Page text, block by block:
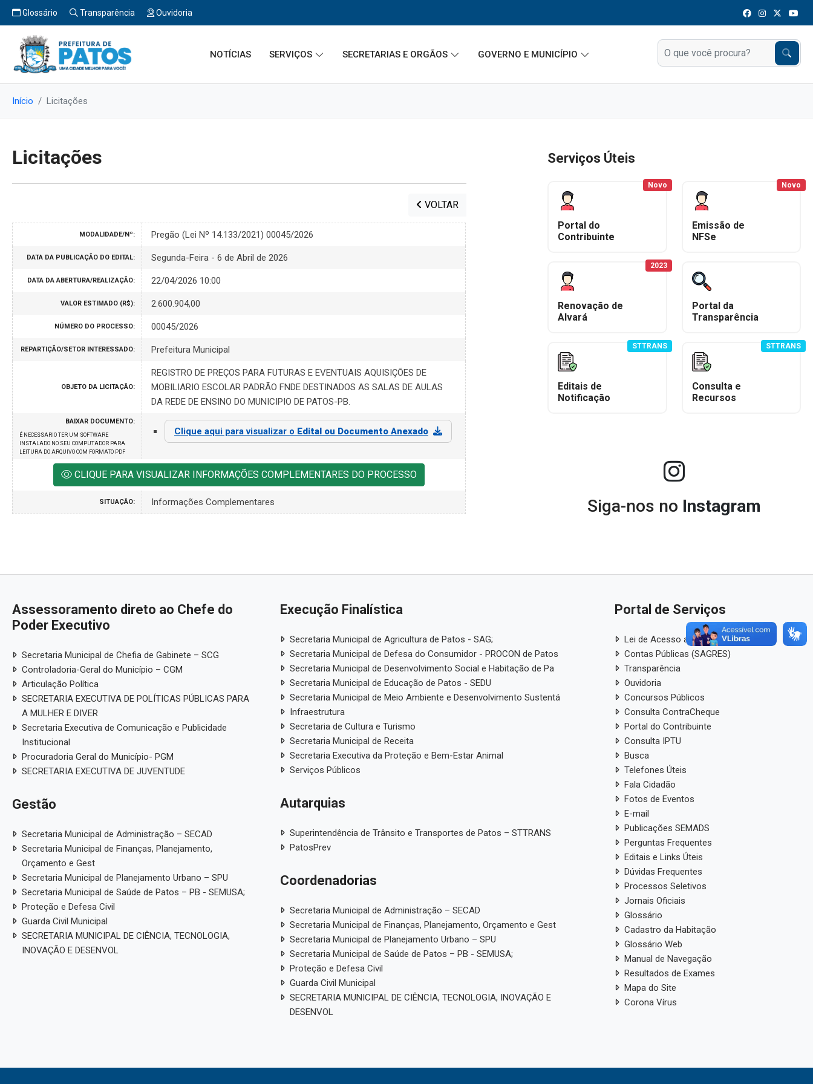
Glossário Transparência Ouvidoria
NOTÍCIAS SERVIÇOS SECRETARIAS E ORGÃOS GOVERNO E MUNICÍPIO
Início Licitações
Licitações
VOLTAR
MODALIDADE/Nº: Pregão (Lei Nº 14.133/2021) 00045/2026
DATA DA PUBLICAÇÃO DO EDITAL: Segunda-Feira - 6 de Abril de 2026
DATA DA ABERTURA/REALIZAÇÃO: 22/04/2026 10:00
VALOR ESTIMADO (R$): 2.600.904,00
NÚMERO DO PROCESSO: 00045/2026
REPARTIÇÃO/SETOR INTERESSADO: Prefeitura Municipal
OBJETO DA LICITAÇÃO:
REGISTRO DE PREÇOS PARA FUTURAS E EVENTUAIS AQUISIÇÕES DE
MOBILIARIO ESCOLAR PADRÃO FNDE DESTINADOS AS SALAS DE AULAS
DA REDE DE ENSINO DO MUNICIPIO DE PATOS-PB.
BAIXAR DOCUMENTO:
É NECESSARIO TER UM SOFTWARE
INSTALADO NO SEU COMPUTADOR PARA
LEITURA DO ARQUIVO COM FORMATO PDF
Clique aqui para visualizar o Edital ou Documento Anexado
CLIQUE PARA VISUALIZAR INFORMAÇÕES COMPLEMENTARES DO PROCESSO
SITUAÇÃO: Informações Complementares
Serviços Úteis
Portal do
Contribuinte
Novo
Emissão de
NFSe
Novo
Renovação de
Alvará
2023
Portal da
Transparência
Editais de
Notificação
STTRANS
Consulta e
Recursos
STTRANS
Siga-nos no Instagram
Assessoramento direto ao Chefe do
Poder Executivo
Secretaria Municipal de Chefia de Gabinete – SCG
Controladoria-Geral do Município – CGM
Articulação Política
SECRETARIA EXECUTIVA DE POLÍTICAS PÚBLICAS PARA
A MULHER E DIVER
Secretaria Executiva de Comunicação e Publicidade
Institucional
Procuradoria Geral do Município- PGM
SECRETARIA EXECUTIVA DE JUVENTUDE
Gestão
Secretaria Municipal de Administração – SECAD
Secretaria Municipal de Finanças, Planejamento,
Orçamento e Gest
Secretaria Municipal de Planejamento Urbano – SPU
Secretaria Municipal de Saúde de Patos – PB - SEMUSA;
Proteção e Defesa Civil
Guarda Civil Municipal
SECRETARIA MUNICIPAL DE CIÊNCIA, TECNOLOGIA,
INOVAÇÃO E DESENVOL
Execução Finalística
Secretaria Municipal de Agricultura de Patos - SAG;
Secretaria Municipal de Defesa do Consumidor - PROCON de Patos
Secretaria Municipal de Desenvolvimento Social e Habitação de Pa
Secretaria Municipal de Educação de Patos - SEDU
Secretaria Municipal de Meio Ambiente e Desenvolvimento Sustentá
Infraestrutura
Secretaria de Cultura e Turismo
Secretaria Municipal de Receita
Secretaria Executiva da Proteção e Bem-Estar Animal
Serviços Públicos
Autarquias
Superintendência de Trânsito e Transportes de Patos – STTRANS
PatosPrev
Coordenadorias
Secretaria Municipal de Administração – SECAD
Secretaria Municipal de Finanças, Planejamento, Orçamento e Gest
Secretaria Municipal de Planejamento Urbano – SPU
Secretaria Municipal de Saúde de Patos – PB - SEMUSA;
Proteção e Defesa Civil
Guarda Civil Municipal
SECRETARIA MUNICIPAL DE CIÊNCIA, TECNOLOGIA, INOVAÇÃO E
DESENVOL
Portal de Serviços
Lei de Acesso a Informação
Contas Públicas (SAGRES)
Transparência
Ouvidoria
Concursos Públicos
Consulta ContraCheque
Portal do Contribuinte
Consulta IPTU
Busca
Telefones Úteis
Fala Cidadão
Fotos de Eventos
E-mail
Publicações SEMADS
Perguntas Frequentes
Editais e Links Úteis
Dúvidas Frequentes
Processos Seletivos
Jornais Oficiais
Glossário
Cadastro da Habitação
Glossário Web
Manual de Navegação
Resultados de Exames
Mapa do Site
Corona Vírus